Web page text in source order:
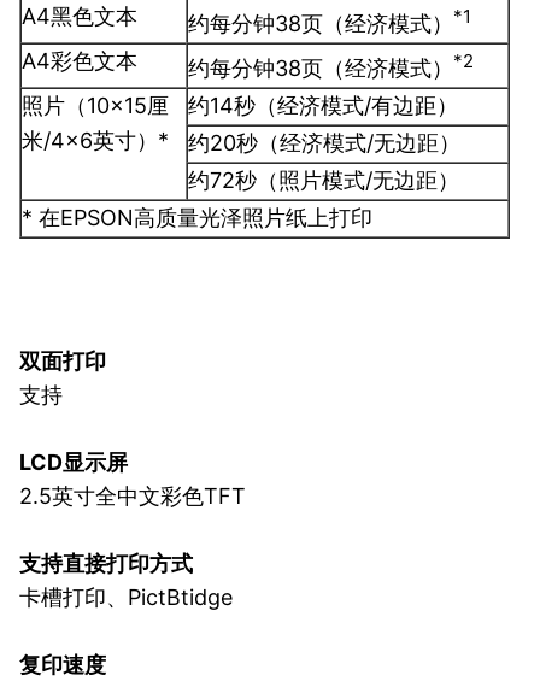
A4黑色文本 约每分钟38页（经济模式） *1
A4彩色文本 约每分钟38页（经济模式） *2
照片（10×15厘
米/4×6英寸）*
约14秒（经济模式/有边距）
约20秒（经济模式/无边距）
约72秒（照片模式/无边距）
* 在EPSON高质量光泽照片纸上打印
双面打印
支持
LCD显示屏
2.5英寸全中文彩色TFT
支持直接打印方式
卡槽打印、PictBtidge
复印速度